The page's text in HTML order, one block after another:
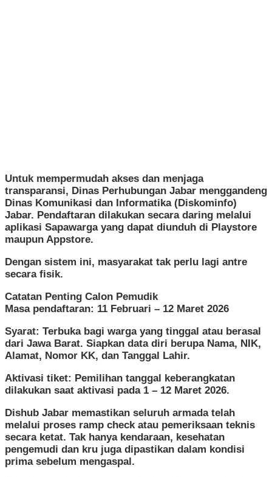
Untuk mempermudah akses dan menjaga
transparansi, Dinas Perhubungan Jabar menggandeng
Dinas Komunikasi dan Informatika (Diskominfo)
Jabar. Pendaftaran dilakukan secara daring melalui
aplikasi Sapawarga yang dapat diunduh di Playstore
maupun Appstore.
Dengan sistem ini, masyarakat tak perlu lagi antre
secara fisik.
Catatan Penting Calon Pemudik
Masa pendaftaran: 11 Februari – 12 Maret 2026
Syarat: Terbuka bagi warga yang tinggal atau berasal
dari Jawa Barat. Siapkan data diri berupa Nama, NIK,
Alamat, Nomor KK, dan Tanggal Lahir.
Aktivasi tiket: Pemilihan tanggal keberangkatan
dilakukan saat aktivasi pada 1 – 12 Maret 2026.
Dishub Jabar memastikan seluruh armada telah
melalui proses ramp check atau pemeriksaan teknis
secara ketat. Tak hanya kendaraan, kesehatan
pengemudi dan kru juga dipastikan dalam kondisi
prima sebelum mengaspal.